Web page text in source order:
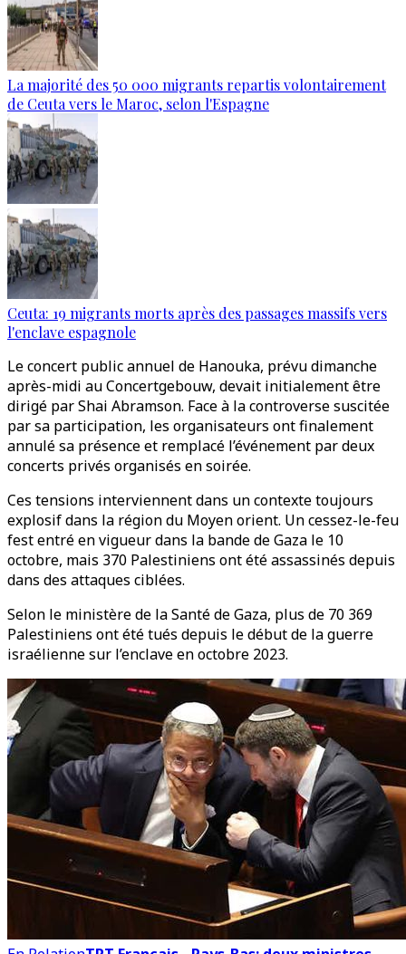
La majorité des 50 000 migrants repartis volontairement
de Ceuta vers le Maroc, selon l'Espagne
Ceuta: 19 migrants morts après des passages massifs vers
l'enclave espagnole
Le concert public annuel de Hanouka, prévu dimanche
après-midi au Concertgebouw, devait initialement être
dirigé par Shai Abramson. Face à la controverse suscitée
par sa participation, les organisateurs ont finalement
annulé sa présence et remplacé l’événement par deux
concerts privés organisés en soirée.
Ces tensions interviennent dans un contexte toujours
explosif dans la région du Moyen orient. Un cessez-le-feu
fest entré en vigueur dans la bande de Gaza le 10
octobre, mais 370 Palestiniens ont été assassinés depuis
dans des attaques ciblées.
Selon le ministère de la Santé de Gaza, plus de 70 369
Palestiniens ont été tués depuis le début de la guerre
israélienne sur l’enclave en octobre 2023.